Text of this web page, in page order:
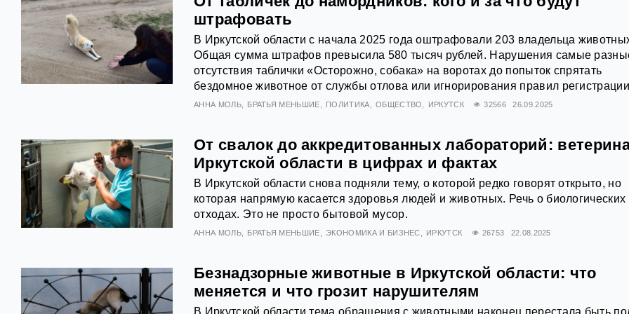
штрафовать
В Иркутской области с начала 2025 года оштрафовали 203 владельца
Общая сумма штрафов превысила 580 тысяч рублей. Нарушения самые
отсутствия таблички «Осторожно, собака» на воротах до попыток спрятать
бездомное животное от службы отлова или игнорирования правил
АННА МОЛЬ БРАТЬЯ МЕНЬШИЕ ПОЛИТИКА ОБЩЕСТВО ИРКУТСК 32566 26.09.2025
От свалок до аккредитованных лабораторий:
Иркутской области в цифрах и фактах
В Иркутской области снова подняли тему, о которой редко говорят открыто, но
которая напрямую касается здоровья людей и животных. Речь о биологических
отходах. Это не просто бытовой мусор.
АННА МОЛЬ БРАТЬЯ МЕНЬШИЕ ЭКОНОМИКА И БИЗНЕС ИРКУТСК 26753 22.08.2025
Безнадзорные животные в Иркутской области: что
меняется и что грозит нарушителям